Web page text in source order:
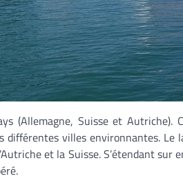
(Allemagne, Suisse et Autriche).
villes environnantes. Le
et la Suisse. S’étendant